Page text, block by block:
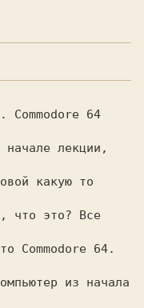
лекции,
какую то
что это? Все
Commodore 64.
из начала